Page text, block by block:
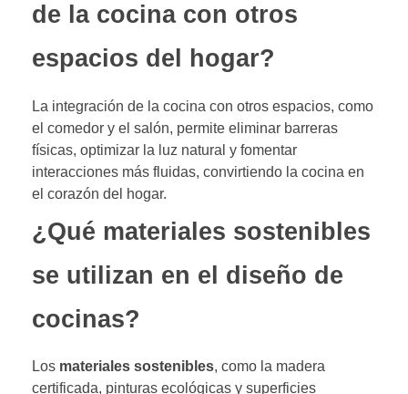
de la cocina con otros
espacios del hogar?
La integración de la cocina con otros espacios, como
el comedor y el salón, permite eliminar barreras
físicas, optimizar la luz natural y fomentar
interacciones más fluidas, convirtiendo la cocina en
el corazón del hogar.
¿Qué materiales sostenibles
se utilizan en el diseño de
cocinas?
Los materiales sostenibles, como la madera
certificada, pinturas ecológicas y superficies